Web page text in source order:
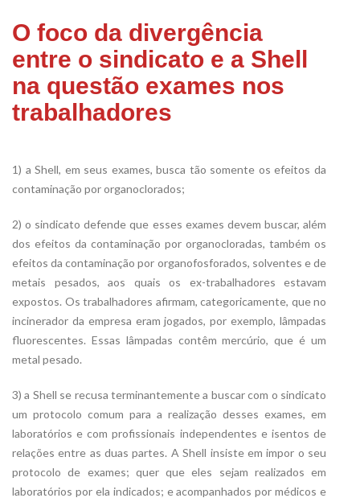
O foco da divergência
entre o sindicato e a Shell
na questão exames nos
trabalhadores
1) a Shell, em seus exames, busca tão somente os efeitos da
contaminação por organoclorados;
2) o sindicato defende que esses exames devem buscar, além
dos efeitos da contaminação por organocloradas, também os
efeitos da contaminação por organofosforados, solventes e de
metais pesados, aos quais os ex-trabalhadores estavam
expostos. Os trabalhadores afirmam, categoricamente, que no
incinerador da empresa eram jogados, por exemplo, lâmpadas
fluorescentes. Essas lâmpadas contêm mercúrio, que é um
metal pesado.
3) a Shell se recusa terminantemente a buscar com o sindicato
um protocolo comum para a realização desses exames, em
laboratórios e com profissionais independentes e isentos de
relações entre as duas partes. A Shell insiste em impor o seu
protocolo de exames; quer que eles sejam realizados em
laboratórios por ela indicados; e acompanhados por médicos e